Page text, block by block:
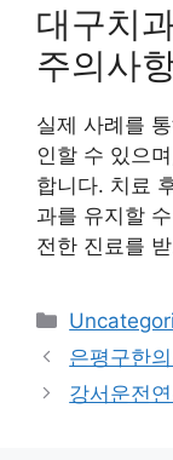
대구치
주의사
실제 사례를
인할 수 있으
합니다. 치료
과를 유지할
전한 진료를
카
테
리
은평구한
강서운전